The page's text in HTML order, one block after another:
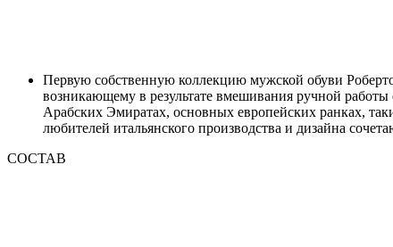
Первую собственную коллекцию мужской обуви
возникающему в результате вмешивания ручной
Арабских Эмиратах, основных европейских ранках,
любителей итальянского производства и дизайна
СОСТАВ